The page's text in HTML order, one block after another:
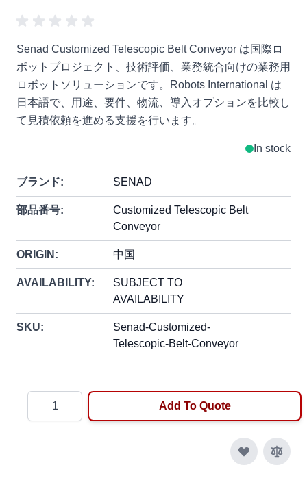
Senad Customized Telescopic Belt Conveyor は国際ロ
ボットプロジェクト、技術評価、業務統合向けの業務用
ロボットソリューションです。Robots International は
日本語で、用途、要件、物流、導入オプションを比較し
て見積依頼を進める支援を行います。
In stock
ブランド: SENAD
部品番号:
Customized Telescopic Belt
Conveyor
ORIGIN: 中国
AVAILABILITY:
SUBJECT TO
AVAILABILITY
SKU:
Senad-Customized-
Telescopic-Belt-Conveyor
Add To Quote